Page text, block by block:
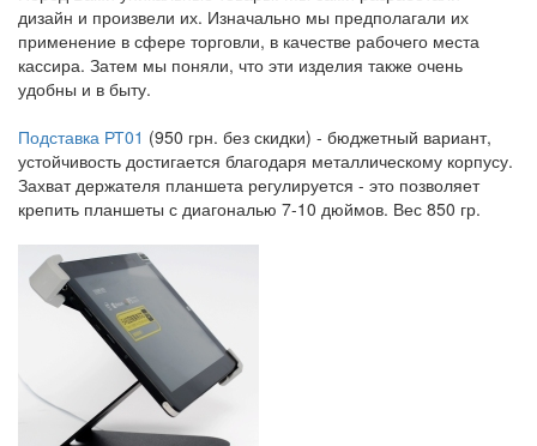
дизайн и произвели их. Изначально мы предполагали их
применение в сфере торговли, в качестве рабочего места
кассира. Затем мы поняли, что эти изделия также очень
удобны и в быту.
Подставка РТ01 (950 грн. без скидки) - бюджетный вариант,
устойчивость достигается благодаря металлическому корпусу.
Захват держателя планшета регулируется - это позволяет
крепить планшеты с диагональю 7-10 дюймов. Вес 850 гр.